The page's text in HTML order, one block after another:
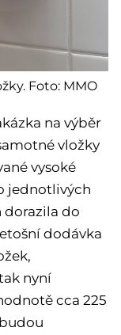
Foto: MMO
na výběr
vložky
vysoké
jednotlivých
dorazila do
dodávka
nyní
cca 225